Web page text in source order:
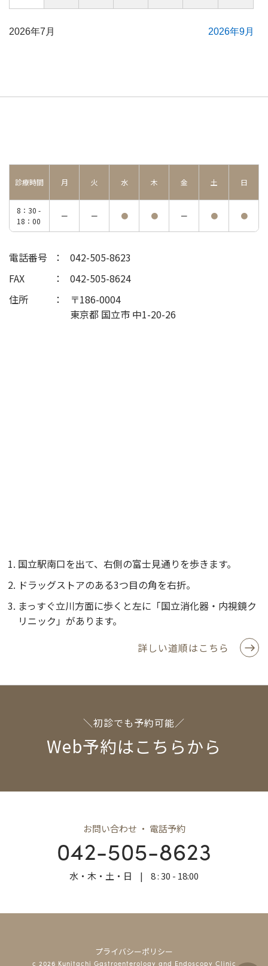
2026年7月 2026年9月
診療時間 月 火 水 木 金 土 日
8：30 -
18：00
ー ー ● ● ー ● ●
電話番号
042-505-8623
FAX
042-505-8624
住所
〒186-0004
東京都 国立市 中1-20-26
国立駅南口を出て、右側の富士見通りを歩きます。
ドラッグストアのある3つ目の角を右折。
まっすぐ立川方面に歩くと左に「国立消化器・内視鏡ク
リニック」があります。
詳しい道順はこちら
＼初診でも予約可能／
Web予約はこちらから
お問い合わせ ・ 電話予約
042-505-8623
水・木・土・日 | 8 : 30 - 18:00
プライバシーポリシー
c 2026 Kunitachi Gastroenterology and Endoscopy Clinic